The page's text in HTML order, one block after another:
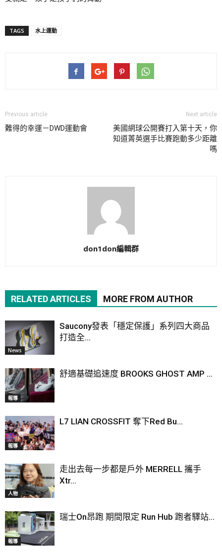
TAGS 水上運動
Previous article
難得的幸運－DWD運動會
Next article
美國網球公開賽打入第十天，你
知道菁英選手比賽跑動多少距離
嗎
don1don編輯群
RELATED ARTICLES MORE FROM AUTHOR
News
Saucony發表「穩定保護」系列四大商品
打造全...
報導
舒適基礎追速度 BROOKS GHOST AMP ...
報導
L7 LIAN CROSSFIT 奪下Red Bu...
人物
走出去每一步都是戶外 MERRELL 攜手
Xtr...
報導
瑞士On昂跑 期間限定 Run Hub 跑者驛站...